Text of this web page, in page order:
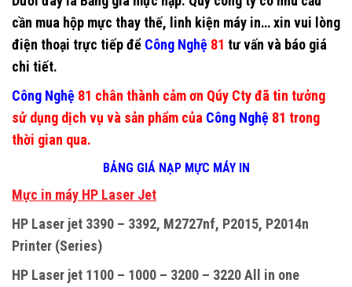
cần mua hộp mực thay thế, linh kiện máy in… xin vui lòng
điện thoại trực tiếp để Công Nghệ 81 tư vấn và báo giá
chi tiết.
Công Nghệ 81 chân thành cảm ơn Qúy Cty đã tin tưởng
sử dụng dịch vụ và sản phẩm của Công Nghệ 81 trong
thời gian qua.
BẢNG GIÁ NẠP MỰC MÁY IN
Mực in máy HP Laser Jet
HP Laser jet 3390 – 3392, M2727nf, P2015, P2014n
Printer (Series)
HP Laser jet 1100 – 1000 – 3200 – 3220 All in one